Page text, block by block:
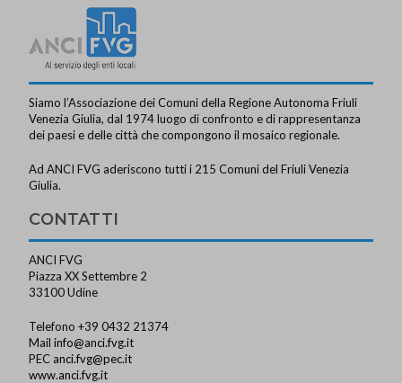
Siamo l’Associazione dei Comuni della Regione Autonoma Friuli
Venezia Giulia, dal 1974 luogo di confronto e di rappresentanza
dei paesi e delle città che compongono il mosaico regionale.
Ad ANCI FVG aderiscono tutti i 215 Comuni del Friuli Venezia
Giulia.
CONTATTI
ANCI FVG
Piazza XX Settembre 2
33100 Udine
Telefono +39 0432 21374
Mailinfo@anci.fvg.it
PEC anci.fvg@pec.it
www.anci.fvg.it